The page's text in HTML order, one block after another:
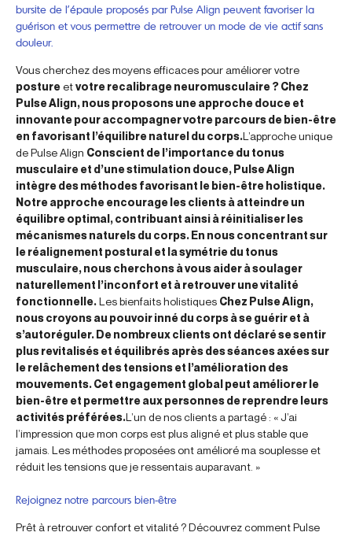
bursite de l’épaule proposés par Pulse Align peuvent favoriser la
guérison et vous permettre de retrouver un mode de vie actif sans
douleur.
Vous cherchez des moyens efficaces pour améliorer votre
postureetvotre recalibrage neuromusculaire ? Chez
Pulse Align, nous proposons une approche douce et
innovante pour accompagner votre parcours de bien-être
en favorisant l’équilibre naturel du corps.L’approche unique
de Pulse Align Conscient de l’importance du tonus
musculaire et d’une stimulation douce, Pulse Align
intègre des méthodes favorisant le bien-être holistique.
Notre approche encourage les clients à atteindre un
équilibre optimal, contribuant ainsi à réinitialiser les
mécanismes naturels du corps. En nous concentrant sur
le réalignement postural et la symétrie du tonus
musculaire, nous cherchons à vous aider à soulager
naturellement l’inconfort et à retrouver une vitalité
fonctionnelle.Les bienfaits holistiques Chez Pulse Align,
nous croyons au pouvoir inné du corps à se guérir et à
s’autoréguler. De nombreux clients ont déclaré se sentir
plus revitalisés et équilibrés après des séances axées sur
le relâchement des tensions et l’amélioration des
mouvements. Cet engagement global peut améliorer le
bien-être et permettre aux personnes de reprendre leurs
activités préférées.L’un de nos clients a partagé : « J’ai
l’impression que mon corps est plus aligné et plus stable que
jamais. Les méthodes proposées ont amélioré ma souplesse et
réduit les tensions que je ressentais auparavant. »
Rejoignez notre parcours bien-être
Prêt à retrouver confort et vitalité ? Découvrez comment Pulse